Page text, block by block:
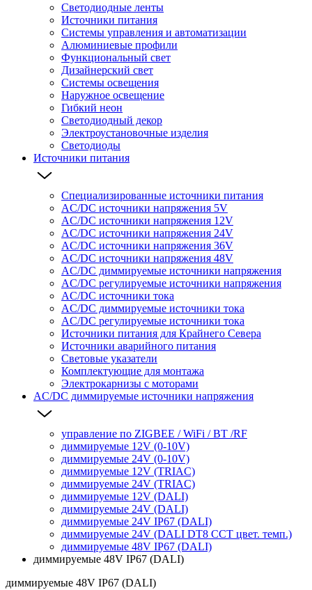
Светодиодные ленты
Источники питания
Системы управления и автоматизации
Алюминиевые профили
Функциональный свет
Дизайнерский свет
Системы освещения
Наружное освещение
Гибкий неон
Светодиодный декор
Электроустановочные изделия
Светодиоды
Источники питания
Специализированные источники питания
AC/DC источники напряжения 5V
AC/DC источники напряжения 12V
AC/DC источники напряжения 24V
AC/DC источники напряжения 36V
AC/DC источники напряжения 48V
AC/DC диммируемые источники напряжения
AC/DC регулируемые источники напряжения
AC/DC источники тока
AC/DC диммируемые источники тока
AC/DC регулируемые источники тока
Источники питания для Крайнего Севера
Источники аварийного питания
Световые указатели
Комплектующие для монтажа
Электрокарнизы с моторами
AC/DC диммируемые источники напряжения
управление по ZIGBEE / WiFi / BT /RF
диммируемые 12V (0-10V)
диммируемые 24V (0-10V)
диммируемые 12V (TRIAC)
диммируемые 24V (TRIAC)
диммируемые 12V (DALI)
диммируемые 24V (DALI)
диммируемые 24V IP67 (DALI)
диммируемые 24V (DALI DT8 CCT цвет. темп.)
диммируемые 48V IP67 (DALI)
диммируемые 48V IP67 (DALI)
диммируемые 48V IP67 (DALI)